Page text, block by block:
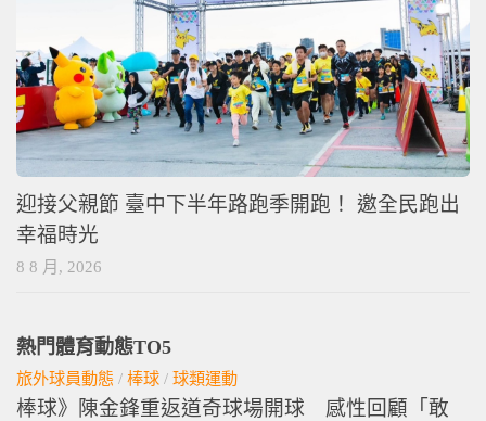
迎接父親節 臺中下半年路跑季開跑！ 邀全民跑出
幸福時光
8 8 月, 2026
熱門體育動態TO5
旅外球員動態 / 棒球 / 球類運動
棒球》陳金鋒重返道奇球場開球 感性回顧「敢